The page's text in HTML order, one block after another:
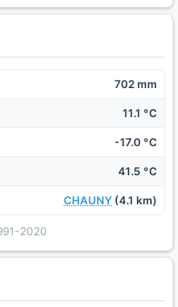
702 mm
11.1 °C
-17.0 °C
41.5 °C
CHAUNY (4.1 km)
2020